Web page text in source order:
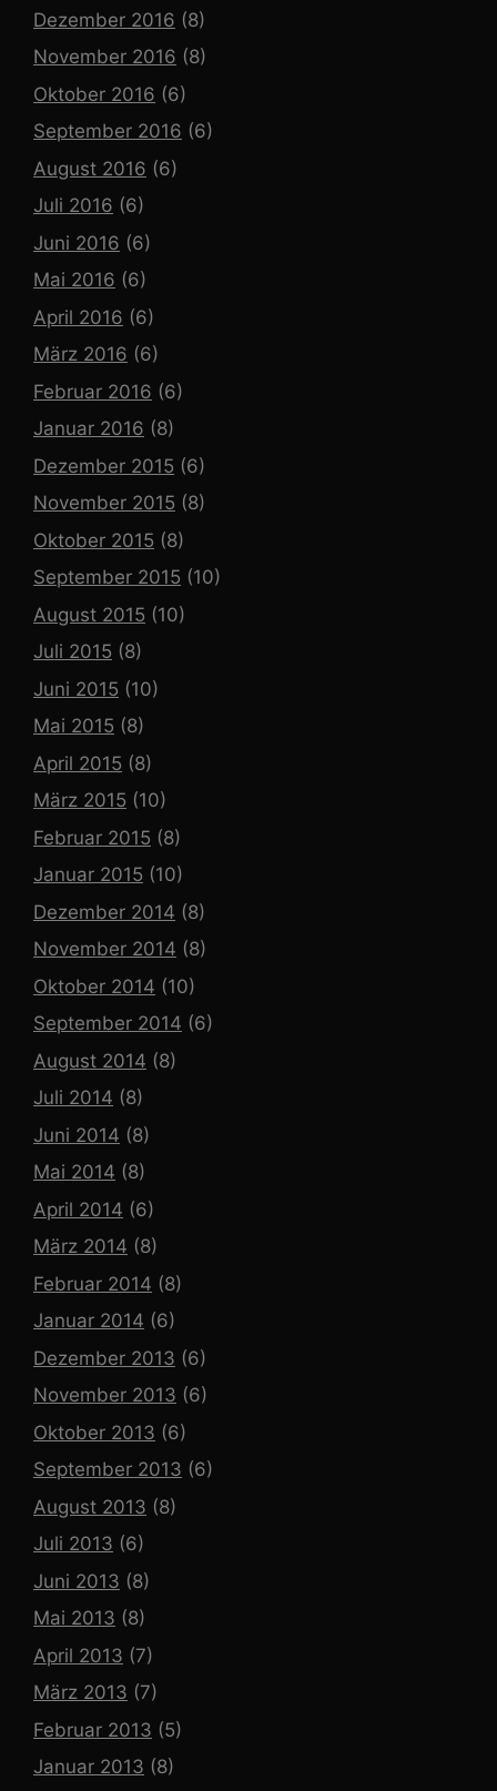
Dezember 2016 (8)
November 2016 (8)
Oktober 2016 (6)
September 2016 (6)
August 2016 (6)
Juli 2016 (6)
Juni 2016 (6)
Mai 2016 (6)
April 2016 (6)
März 2016 (6)
Februar 2016 (6)
Januar 2016 (8)
Dezember 2015 (6)
November 2015 (8)
Oktober 2015 (8)
September 2015 (10)
August 2015 (10)
Juli 2015 (8)
Juni 2015 (10)
Mai 2015 (8)
April 2015 (8)
März 2015 (10)
Februar 2015 (8)
Januar 2015 (10)
Dezember 2014 (8)
November 2014 (8)
Oktober 2014 (10)
September 2014 (6)
August 2014 (8)
Juli 2014 (8)
Juni 2014 (8)
Mai 2014 (8)
April 2014 (6)
März 2014 (8)
Februar 2014 (8)
Januar 2014 (6)
Dezember 2013 (6)
November 2013 (6)
Oktober 2013 (6)
September 2013 (6)
August 2013 (8)
Juli 2013 (6)
Juni 2013 (8)
Mai 2013 (8)
April 2013 (7)
März 2013 (7)
Februar 2013 (5)
Januar 2013 (8)